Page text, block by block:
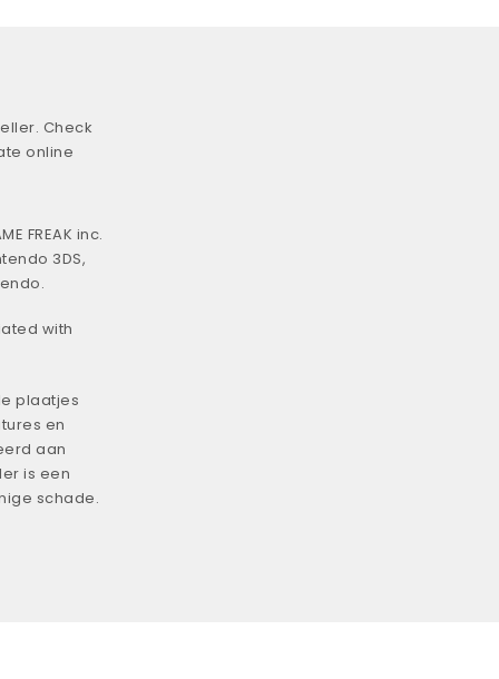
Check
online
FREAK inc.
3DS,
with
plaatjes
en
aan
is een
schade.